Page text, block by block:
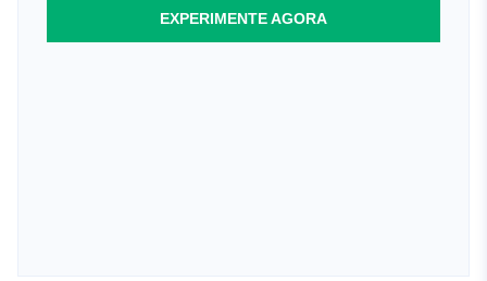
EXPERIMENTE AGORA